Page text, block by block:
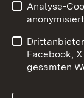
Datenschutz
Analyse-
Facebook,
gesamten